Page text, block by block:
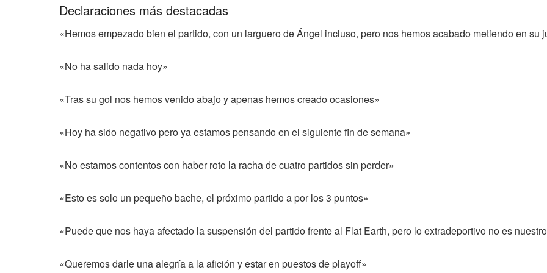
Declaraciones más destacadas
«Hemos empezado bien el partido, con un larguero de Ángel incluso, pero nos hemos acabado metiendo en su
«No ha salido nada hoy»
«Tras su gol nos hemos venido abajo y apenas hemos creado ocasiones»
«Hoy ha sido negativo pero ya estamos pensando en el siguiente fin de semana»
«No estamos contentos con haber roto la racha de cuatro partidos sin perder»
«Esto es solo un pequeño bache, el próximo partido a por los 3 puntos»
«Puede que nos haya afectado la suspensión del partido frente al Flat Earth, pero lo extradeportivo no es
«Queremos darle una alegría a la afición y estar en puestos de playoff»